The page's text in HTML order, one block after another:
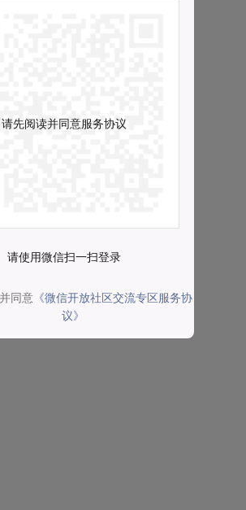
请先阅读并同意服务协议
请使用微信扫一扫登录
同意 《微信开放社区交流专区服务协
议》